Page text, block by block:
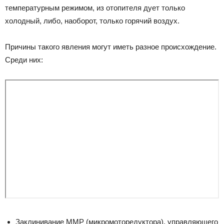
температурным режимом, из отопителя дует только
холодный, либо, наоборот, только горячий воздух.
Причины такого явления могут иметь разное происхождение.
Среди них:
Заклинивание ММР (микромоторедуктора), управляющего